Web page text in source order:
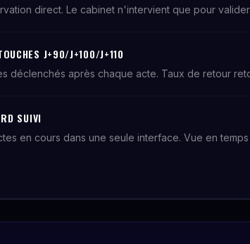
direct. Le cabinet n'intervient que pour valider.
J+90/J+100/J+110
déclenchés après chaque acte. Taux de retour
SUIVI
en cours dans une seule interface. Vue en